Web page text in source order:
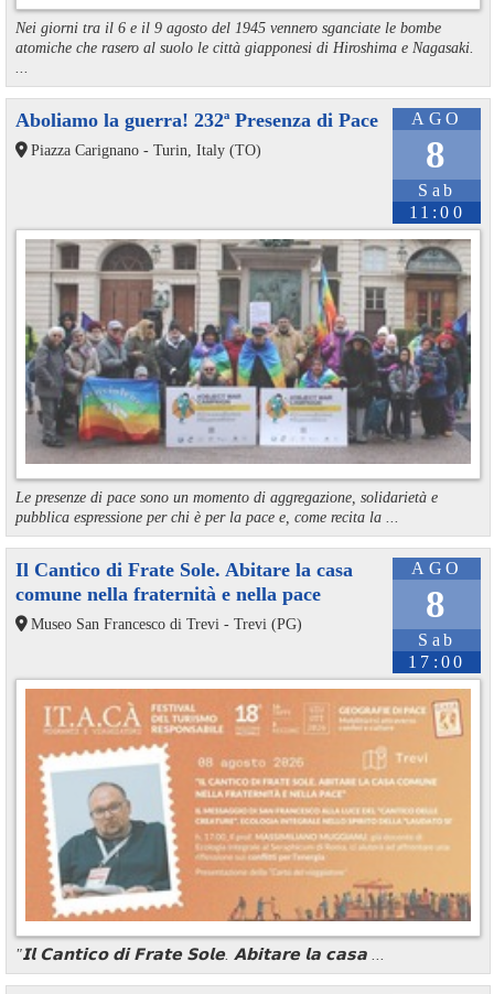
Nei giorni tra il 6 e il 9 agosto del 1945 vennero sganciate le bombe
atomiche che rasero al suolo le città giapponesi di Hiroshima e Nagasaki.
AGO
8
Sab
11:00
Aboliamo la guerra! 232ª Presenza di Pace
Piazza Carignano - Turin, Italy (TO)
Le presenze di pace sono un momento di aggregazione, solidarietà e
pubblica espressione per chi è per la pace e, come recita la ...
AGO
8
Sab
17:00
Il Cantico di Frate Sole. Abitare la casa
comune nella fraternità e nella pace
Museo San Francesco di Trevi - Trevi (PG)
"𝗜𝗹 𝗖𝗮𝗻𝘁𝗶𝗰𝗼 𝗱𝗶 𝗙𝗿𝗮𝘁𝗲 𝗦𝗼𝗹𝗲. 𝗔𝗯𝗶𝘁𝗮𝗿𝗲 𝗹𝗮 𝗰𝗮𝘀𝗮 ...